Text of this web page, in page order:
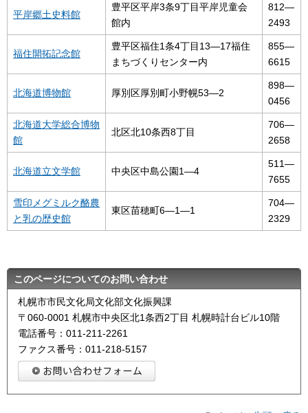
平岸郷土史料館
豊平区平岸3条9丁目平岸児童会
館内
812―
2493
福住開拓記念館
豊平区福住1条4丁目13―17福住
まちづくりセンター内
855―
6615
北海道博物館 厚別区厚別町小野幌53―2
898―
0456
北海道大学総合博物
館
北区北10条西8丁目
706―
2658
北海道立文学館 中央区中島公園1―4
511―
7655
雪印メグミルク酪農
と乳の歴史館
東区苗穂町6―1―1
704―
2329
このページについてのお問い合わせ
札幌市市民文化局文化部文化振興課
〒060-0001 札幌市中央区北1条西2丁目 札幌時計台ビル10階
電話番号：011-211-2261
ファクス番号：011-218-5157